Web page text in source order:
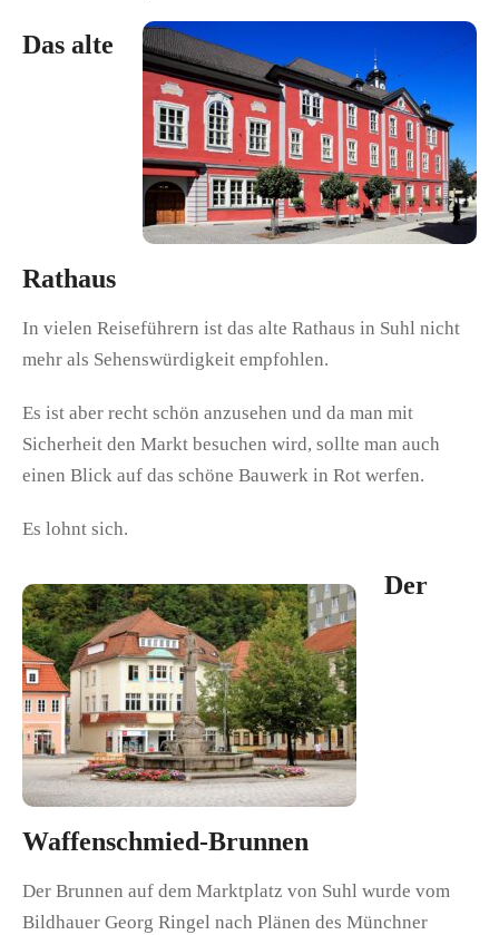
Das alte
Rathaus
In vielen Reiseführern ist das alte Rathaus in Suhl nicht
mehr als Sehenswürdigkeit empfohlen.
Es ist aber recht schön anzusehen und da man mit
Sicherheit den Markt besuchen wird, sollte man auch
einen Blick auf das schöne Bauwerk in Rot werfen.
Es lohnt sich.
Der
Waffenschmied-Brunnen
Der Brunnen auf dem Marktplatz von Suhl wurde vom
Bildhauer Georg Ringel nach Plänen des Münchner